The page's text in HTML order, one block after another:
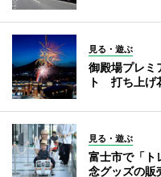
見る・遊ぶ
御殿場プレミ
ト 打ち上げ
見る・遊ぶ
富士市で「ト
念グッズの販